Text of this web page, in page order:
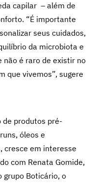
capilar – além de
“É importante
seus cuidados,
da microbiota e
não é raro de existir no
que vivemos”, sugere
de produtos pré-
óleos e
cresce em interesse
com Renata Gomide,
grupo Boticário, o